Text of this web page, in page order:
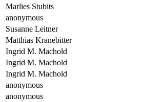
Marlies Stubits
anonymous
Susanne Leitner
Matthias Kranebitter
Ingrid M. Machold
Ingrid M. Machold
Ingrid M. Machold
anonymous
anonymous